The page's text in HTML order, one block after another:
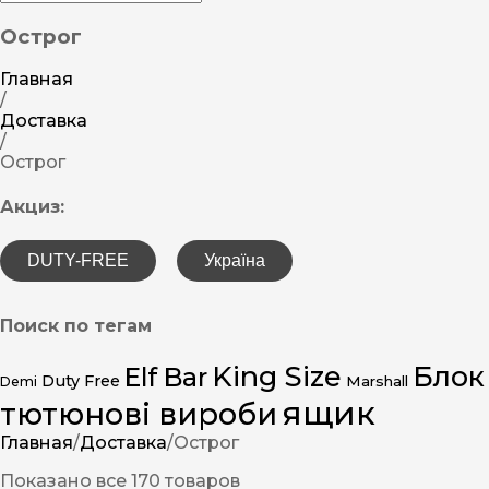
Острог
Главная
/
Доставка
/
Острог
Акциз:
DUTY-FREE Україна
Поиск по тегам
Demi Duty Free Elf Bar King Size Marshall Блок
тютюнові вироби ящик
Главная/Доставка/Острог
Показано все 170 товаров